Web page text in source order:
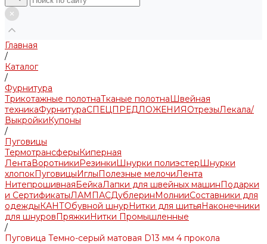
Главная
/
Каталог
/
Фурнитура
Трикотажные полотнаТканые полотнаШвейная
техникаФурнитураСПЕЦПРЕДЛОЖЕНИЯОтрезыЛекала/
ВыкройкиКупоны
/
Пуговицы
ТермотрансферыКиперная
ЛентаВоротникиРезинкиШнурки полиэстерШнурки
хлопокПуговицыИглыПолезные мелочиЛента
НитепрошивнаяБейкаЛапки для швейных машинПодарки
и СертификатыЛАМПАСДублеринМолнииСоставники для
одеждыКАНТОбувной шнурНитки для шитьяНаконечники
для шнуровПряжкиНитки Промышленные
/
Пуговица Темно-серый матовая D13 мм 4 прокола